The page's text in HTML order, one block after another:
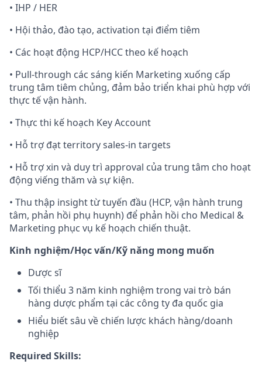
• IHP / HER
• Hội thảo, đào tạo, activation tại điểm tiêm
• Các hoạt động HCP/HCC theo kế hoạch
• Pull-through các sáng kiến Marketing xuống cấp
trung tâm tiêm chủng, đảm bảo triển khai phù hợp với
thực tế vận hành.
• Thực thi kế hoạch Key Account
• Hỗ trợ đạt territory sales-in targets
• Hỗ trợ xin và duy trì approval của trung tâm cho hoạt
động viếng thăm và sự kiện.
• Thu thập insight từ tuyến đầu (HCP, vận hành trung
tâm, phản hồi phụ huynh) để phản hồi cho Medical &
Marketing phục vụ kế hoạch chiến thuật.
Kinh nghiệm/Học vấn/Kỹ năng mong muốn
Dược sĩ
Tối thiểu 3 năm kinh nghiệm trong vai trò bán
hàng dược phẩm tại các công ty đa quốc gia
Hiểu biết sâu về chiến lược khách hàng/doanh
nghiệp
Required Skills: